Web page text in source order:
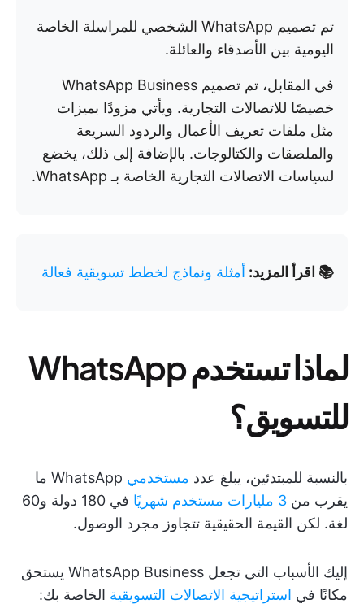
تم تصميم WhatsApp الشخصي للمراسلة الخاصة
اليومية بين الأصدقاء والعائلة.
في المقابل، تم تصميم WhatsApp Business
خصيصًا للاتصالات التجارية. ويأتي مزودًا بميزات
مثل ملفات تعريف الأعمال والردود السريعة
والملصقات والكتالوجات. بالإضافة إلى ذلك، يخضع
لسياسات الاتصالات التجارية الخاصة بـ WhatsApp.
📚 اقرأ المزيد: أمثلة ونماذج لخطط تسويقية فعالة
لماذا تستخدم WhatsApp
للتسويق؟
بالنسبة للمبتدئين، يبلغ عدد مستخدمي
WhatsApp ما
يقرب من 3 مليارات مستخدم شهريًا
في 180 دولة و60
لغة. لكن القيمة الحقيقية تتجاوز مجرد الوصول.
إليك الأسباب التي تجعل WhatsApp Business يستحق
مكانًا في استراتيجية الاتصالات التسويقية الخاصة بك: